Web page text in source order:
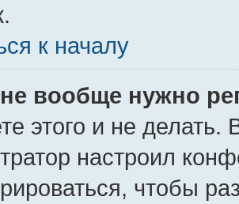
к началу
вообще нужно
этого и не делать.
настроил
чтобы